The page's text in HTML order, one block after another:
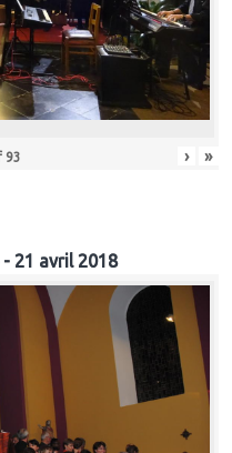
93 › »
21 avril 2018